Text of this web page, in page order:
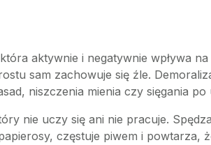
aktywnie i negatywnie wpływa
sam zachowuje się źle.
niszczenia mienia czy sięgania po
nie uczy się ani nie pracuje.
częstuje piwem i powtarza,